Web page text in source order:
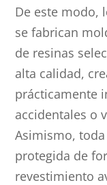
De este modo,
se fabrican
de resinas
alta calidad,
prácticamente
accidentales o
Asimismo,
protegida de
revestimiento